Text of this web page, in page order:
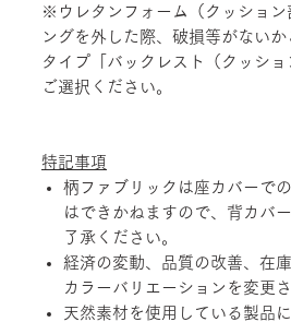
※ウレタンフォーム（クッション
ングを外した際、破損等がない
タイプ「バックレスト（クッシ
ご選択ください。
特記事項
柄ファブリックは座カバーで
はできかねますので、背カバ
了承ください。
経済の変動、品質の改善、在
カラーバリエーションを変更
天然素材を使用している製品